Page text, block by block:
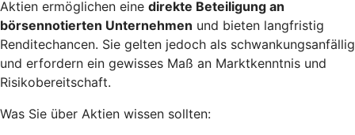
Aktien ermöglichen eine direkte Beteiligung an
börsennotierten Unternehmen und bieten langfristig
Renditechancen. Sie gelten jedoch als schwankungsanfällig
und erfordern ein gewisses Maß an Marktkenntnis und
Risikobereitschaft.
Was Sie über Aktien wissen sollten: